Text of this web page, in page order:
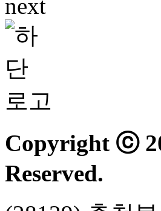
Copyright ⓒ
Reserved.